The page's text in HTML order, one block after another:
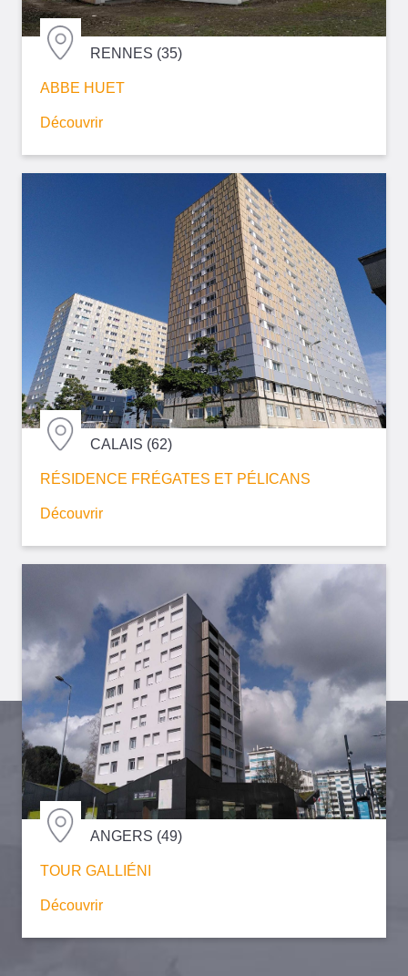
RENNES (35)
ABBE HUET
Découvrir
CALAIS (62)
RÉSIDENCE FRÉGATES ET PÉLICANS
Découvrir
ANGERS (49)
TOUR GALLIÉNI
Découvrir